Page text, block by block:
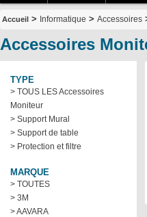
Accueil > Informatique > Accessoires
Accessoires
TYPE
> TOUS LES Accessoires
Moniteur
> Support Mural
> Support de table
> Protection et filtre
MARQUE
> TOUTES
> 3M
> AAVARA